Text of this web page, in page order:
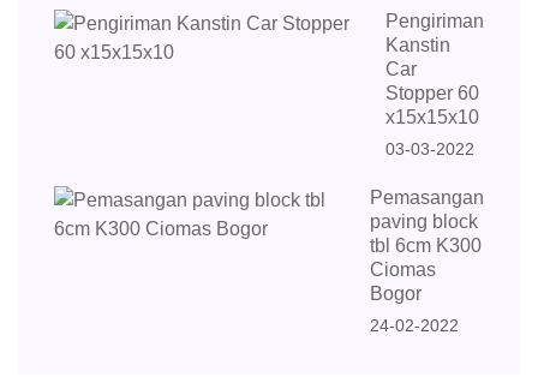
Pengiriman
Kanstin
Car
Stopper 60
x15x15x10
03-03-2022
Pemasangan
paving block
tbl 6cm K300
Ciomas
Bogor
24-02-2022